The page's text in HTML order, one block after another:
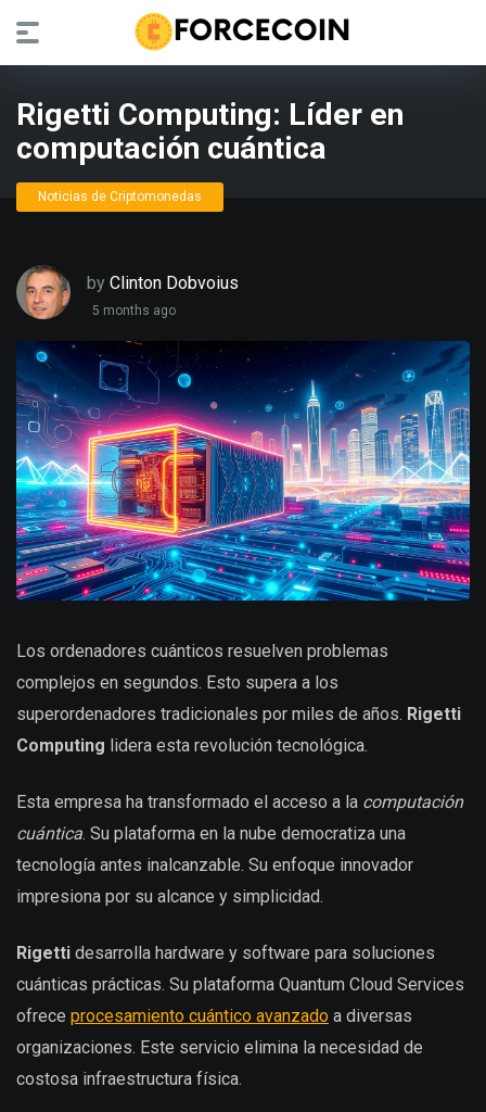
Rigetti Computing: Líder en
computación cuántica
Noticias de Criptomonedas
by Clinton Dobvoius
5 months ago
Los ordenadores cuánticos resuelven problemas
complejos en segundos. Esto supera a los
superordenadores tradicionales por miles de años. Rigetti
Computing lidera esta revolución tecnológica.
Esta empresa ha transformado el acceso a la computación
cuántica. Su plataforma en la nube democratiza una
tecnología antes inalcanzable. Su enfoque innovador
impresiona por su alcance y simplicidad.
Rigetti desarrolla hardware y software para soluciones
cuánticas prácticas. Su plataforma Quantum Cloud Services
ofrece procesamiento cuántico avanzado a diversas
organizaciones. Este servicio elimina la necesidad de
costosa infraestructura física.